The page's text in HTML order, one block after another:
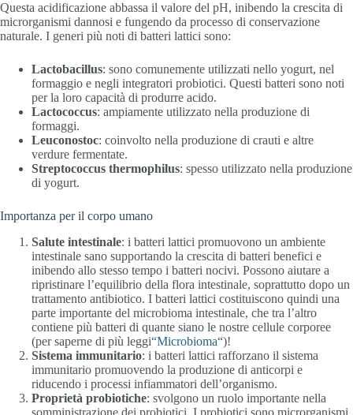
Questa acidificazione abbassa il valore del pH, inibendo la crescita di
microrganismi dannosi e fungendo da processo di conservazione
naturale. I generi più noti di batteri lattici sono:
Lactobacillus: sono comunemente utilizzati nello yogurt, nel
formaggio e negli integratori probiotici. Questi batteri sono noti
per la loro capacità di produrre acido.
Lactococcus: ampiamente utilizzato nella produzione di
formaggi.
Leuconostoc: coinvolto nella produzione di crauti e altre
verdure fermentate.
Streptococcus thermophilus: spesso utilizzato nella produzione
di yogurt.
Importanza per il corpo umano
Salute intestinale: i batteri lattici promuovono un ambiente
intestinale sano supportando la crescita di batteri benefici e
inibendo allo stesso tempo i batteri nocivi. Possono aiutare a
ripristinare l’equilibrio della flora intestinale, soprattutto dopo un
trattamento antibiotico. I batteri lattici costituiscono quindi una
parte importante del microbioma intestinale, che tra l’altro
contiene più batteri di quante siano le nostre cellule corporee
(per saperne di più leggi“Microbioma“)!
Sistema immunitario: i batteri lattici rafforzano il sistema
immunitario promuovendo la produzione di anticorpi e
riducendo i processi infiammatori dell’organismo.
Proprietà probiotiche: svolgono un ruolo importante nella
somministrazione dei probiotici. I probiotici sono microrganismi